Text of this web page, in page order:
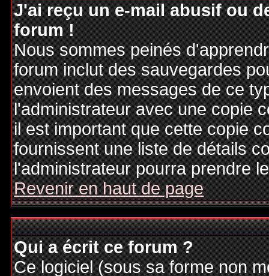
J'ai reçu un e-mail abusif ou
forum !
Nous sommes peinés
forum inclut des sauvegardes
envoient des messages de ce
l'administrateur avec une copie
il est important que cette copie
fournissent une liste de détails
l'administrateur pourra prendre
Revenir en haut de page
Qui a écrit ce forum ?
Ce logiciel (sous sa forme non